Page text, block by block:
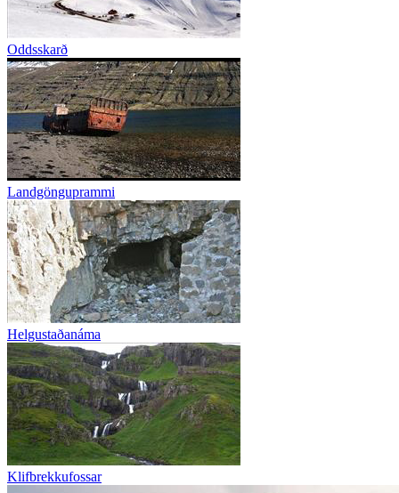
Oddsskarð
Landgönguprammi
Helgustaðanáma
Klifbrekkufossar